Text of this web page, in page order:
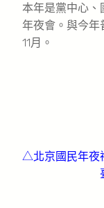
本年是黨中心、
年夜會。與今年
11月。
△北京國民年夜